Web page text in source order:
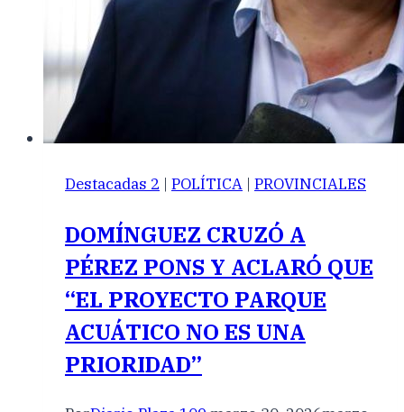
Destacadas 2 | POLÍTICA | PROVINCIALES
DOMÍNGUEZ CRUZÓ A
PÉREZ PONS Y ACLARÓ QUE
“EL PROYECTO PARQUE
ACUÁTICO NO ES UNA
PRIORIDAD”